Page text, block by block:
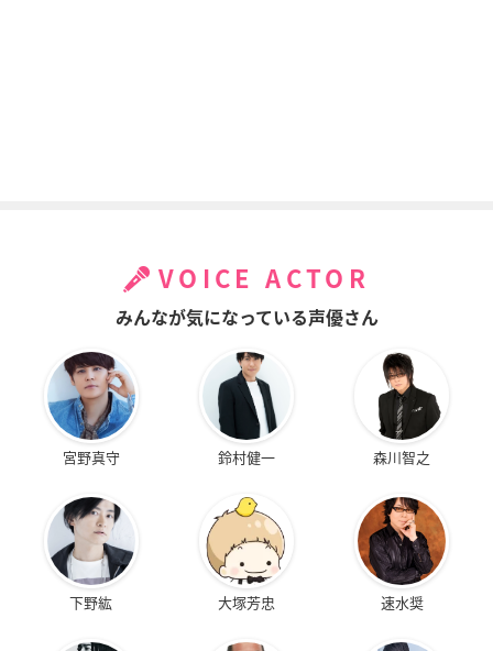
VOICE ACTOR
みんなが気になっている声優さん
宮野真守 鈴村健一 森川智之
下野紘 大塚芳忠 速水奨